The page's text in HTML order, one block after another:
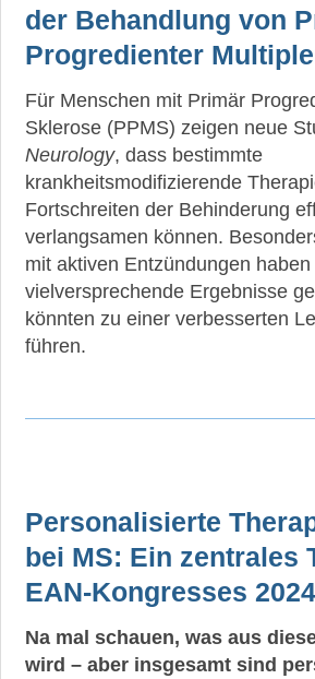
der Behandlung von
Progredienter
Für Menschen mit Primär
Sklerose (PPMS) zeigen neue
Neurology, dass bestimmte
krankheitsmodifizierende
Fortschreiten der Behinderung
verlangsamen können.
mit aktiven Entzündungen
vielversprechende Ergebnisse
könnten zu einer verbesserten
führen.
Personalisierte
bei MS: Ein zentrales
EAN-Kongresses 2024
Na mal schauen, was aus
wird – aber insgesamt sind